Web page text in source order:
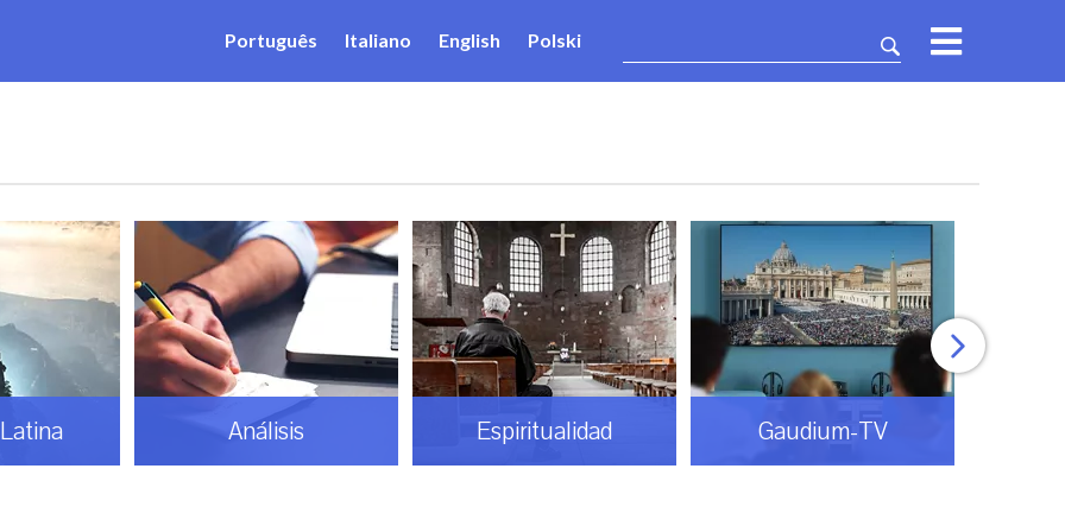
Português Italiano English Polski
Análisis Espiritualidad Gaudium-TV